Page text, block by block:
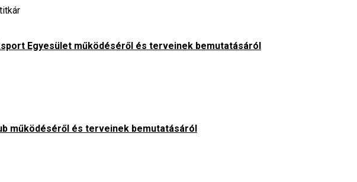
Egyesület működéséről és terveinek bemutatásáról
működéséről és terveinek bemutatásáról